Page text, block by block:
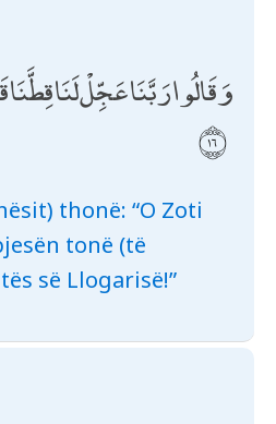
وَقَالُوا رَبَّنَا عَجِّلْ لَنَا
thonë: “O Zoti
tonë (të
së Llogarisë!”